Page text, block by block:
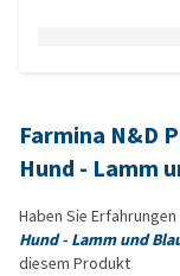
Farmina N&D
Hund - Lamm
Haben Sie
Hund - Lamm und
diesem Produkt